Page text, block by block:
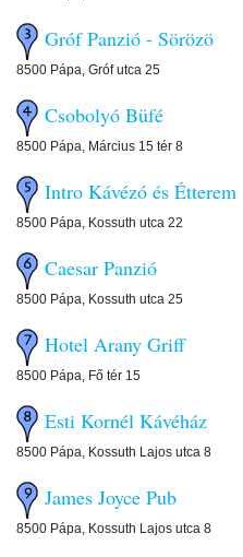
Gróf Panzió - Sörözö
8500 Pápa, Gróf utca 25
Csobolyó Büfé
8500 Pápa, Március 15 tér 8
Intro Kávézó és Étterem
8500 Pápa, Kossuth utca 22
Caesar Panzió
8500 Pápa, Kossuth utca 25
Hotel Arany Griff
8500 Pápa, Fő tér 15
Esti Kornél Kávéház
8500 Pápa, Kossuth Lajos utca 8
James Joyce Pub
8500 Pápa, Kossuth Lajos utca 8